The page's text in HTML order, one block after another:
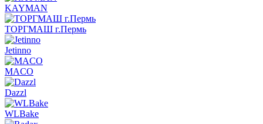
KAYMAN
ТОРГМАШ г.Пермь
Jetinno
MACO
Dazzl
WLBake